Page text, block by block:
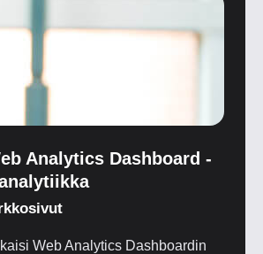
Analytics Dashboard -
Web Analytics Dashboardin